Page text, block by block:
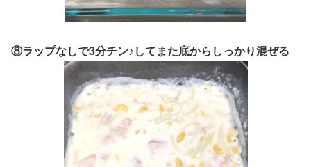
⑧ラップなしで3分チン♪してまた底からしっかり混ぜる